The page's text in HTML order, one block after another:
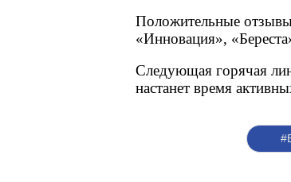
Положительные
«Инновация»,
Следующая горячая
настанет время